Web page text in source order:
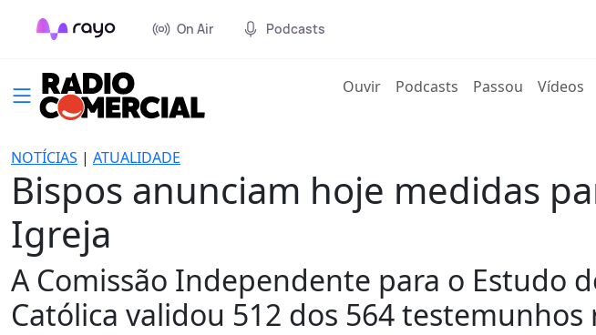
On Air Podcasts
Ouvir(current)
Podcasts Passou Vídeos
NOTÍCIAS | ATUALIDADE
Bispos anunciam hoje medidas
Igreja
A Comissão Independente para o Estudo
Católica validou 512 dos 564 testemunhos